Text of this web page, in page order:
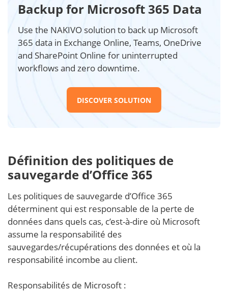
Backup for Microsoft 365 Data
Use the NAKIVO solution to back up Microsoft
365 data in Exchange Online, Teams, OneDrive
and SharePoint Online for uninterrupted
workflows and zero downtime.
DISCOVER SOLUTION
Définition des politiques de
sauvegarde d’Office 365
Les politiques de sauvegarde d’Office 365
déterminent qui est responsable de la perte de
données dans quels cas, c’est-à-dire où Microsoft
assume la responsabilité des
sauvegardes/récupérations des données et où la
responsabilité incombe au client.
Responsabilités de Microsoft :